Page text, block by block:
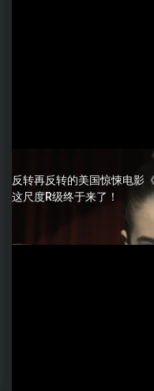
反转再反转的美国惊悚电影
这尺度R级终于来了！